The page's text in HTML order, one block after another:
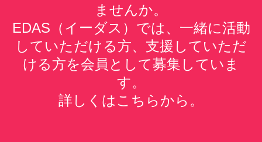
ませんか。
EDAS（イーダス）では、一緒に活動
していただける方、支援していただ
ける方を会員として募集していま
す。
詳しくはこちらから。